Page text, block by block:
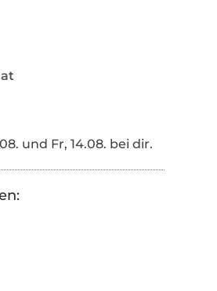
und Fr, 14.08. bei dir.